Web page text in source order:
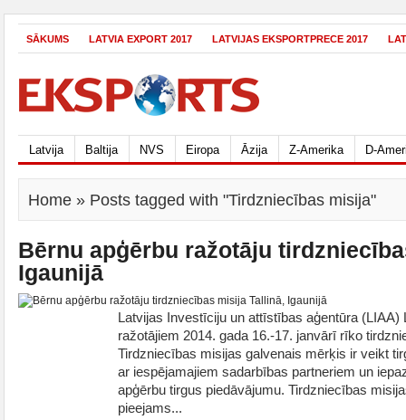
SĀKUMS LATVIA EXPORT 2017 LATVIJAS EKSPORTPRECE 2017
Latvija Baltija NVS Eiropa Āzija Z-Amerika D-
Home » Posts tagged with "Tirdzniecības misija"
Bērnu apģērbu ražotāju
Igaunijā
Latvijas Investīciju un attīstības aģentūra (LIAA)
ražotājiem 2014. gada 16.-17. janvārī rīko
Tirdzniecības misijas galvenais mērķis ir veikt
ar iespējamajiem sadarbības partneriem un
apģērbu tirgus piedāvājumu. Tirdzniecības
pieejams...